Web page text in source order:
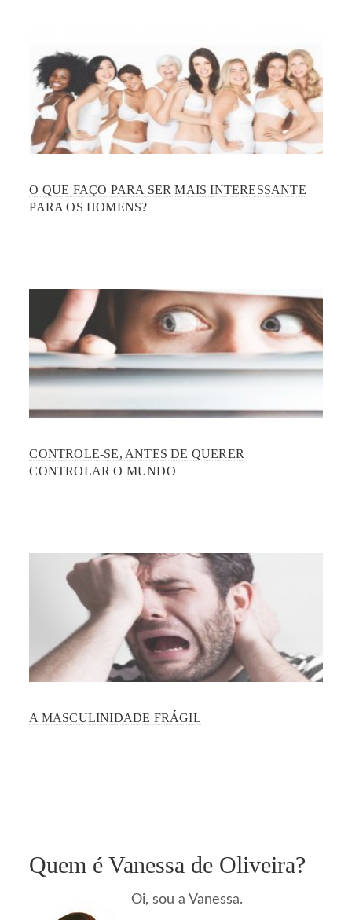
O QUE FAÇO PARA SER MAIS INTERESSANTE
PARA OS HOMENS?
CONTROLE-SE, ANTES DE QUERER
CONTROLAR O MUNDO
A MASCULINIDADE FRÁGIL
Quem é Vanessa de Oliveira?
Oi, sou a Vanessa.